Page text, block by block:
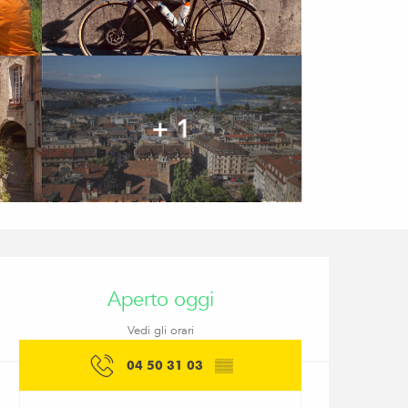
+ 1
e contatti
Aperto oggi
Vedi gli orari
04 50 31 03 ▒▒